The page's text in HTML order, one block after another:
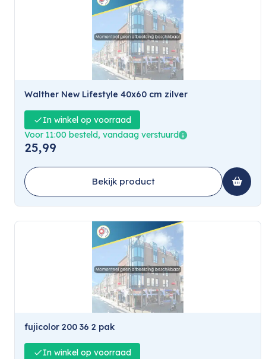
Walther New Lifestyle 40x60 cm zilver
In winkel op voorraad
Voor 11:00 besteld, vandaag verstuurd
25,99
Bekijk product
fujicolor 200 36 2 pak
In winkel op voorraad